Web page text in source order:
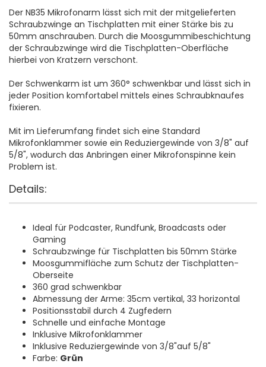
Der NB35 Mikrofonarm lässt sich mit der mitgelieferten
Schraubzwinge an Tischplatten mit einer Stärke bis zu
50mm anschrauben. Durch die Moosgummibeschichtung
der Schraubzwinge wird die Tischplatten-Oberfläche
hierbei von Kratzern verschont.
Der Schwenkarm ist um 360° schwenkbar und lässt sich in
jeder Position komfortabel mittels eines Schraubknaufes
fixieren.
Mit im Lieferumfang findet sich eine Standard
Mikrofonklammer sowie ein Reduziergewinde von 3/8" auf
5/8", wodurch das Anbringen einer Mikrofonspinne kein
Problem ist.
Details:
Ideal für Podcaster, Rundfunk, Broadcasts oder
Gaming
Schraubzwinge für Tischplatten bis 50mm Stärke
Moosgummifläche zum Schutz der Tischplatten-
Oberseite
360 grad schwenkbar
Abmessung der Arme: 35cm vertikal, 33 horizontal
Positionsstabil durch 4 Zugfedern
Schnelle und einfache Montage
Inklusive Mikrofonklammer
Inklusive Reduziergewinde von 3/8"auf 5/8"
Farbe: Grün